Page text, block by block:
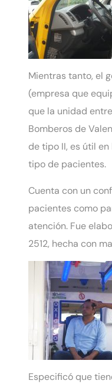
Mientras tanto, el
(empresa que
que la unidad
Bomberos de
de tipo II, es útil
tipo de pacientes.
Cuenta con un
pacientes como
atención. Fue
2512, hecha con
Especificó que